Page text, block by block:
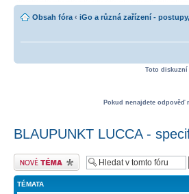
Obsah fóra ‹ iGo a různá zařízení -
Toto diskuzní
Pokud nenajdete odpověď
BLAUPUNKT LUCCA -
Odeslat nové téma
TÉMATA